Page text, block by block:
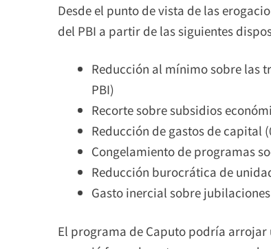
Desde el punto de vista de las
del PBI a partir de las siguientes
Reducción al mínimo sobre las
PBI)
Recorte sobre subsidios
Reducción de gastos de capital
Congelamiento de programas
Reducción burocrática de
Gasto inercial sobre
El programa de Caputo podría arrojar